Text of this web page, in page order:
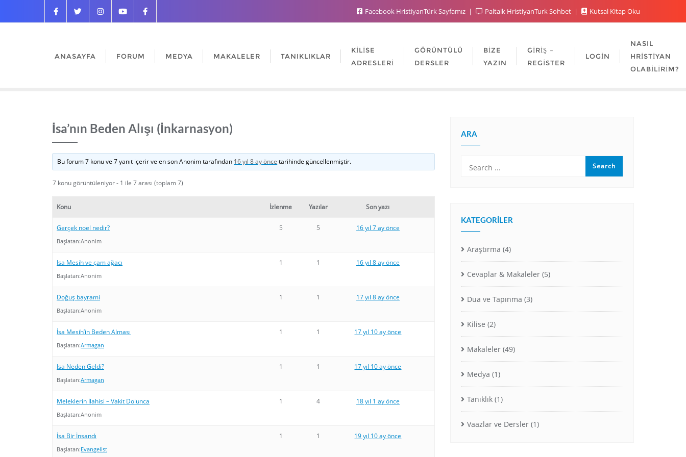
Facebook HristiyanTürk Sayfamız Paltalk HristiyanTurk Sohbet Kutsal Kitap Oku
ANASAYFA FORUM MEDYA MAKALELER TANIKLIKLAR
KILISE
ADRESLERI
GÖRÜNTÜLÜ
DERSLER
BIZE
YAZIN
GIRIŞ –
REGISTER
LOGIN
NASIL
HRISTIYAN
OLABILIRIM?
İsa’nın Beden Alışı (İnkarnasyon)
Bu forum 7 konu ve 7 yanıt içerir ve en sonAnonimtarafından 16 yıl 8 ay önce tarihinde güncellenmiştir.
7 konu görüntüleniyor - 1 ile 7 arası (toplam 7)
Konu İzlenme Yazılar Son yazı
Gerçek noel nedir?
Başlatan:Anonim
5 5 16 yıl 7 ay önce
Isa Mesih ve çam ağacı
Başlatan:Anonim
1 1 16 yıl 8 ay önce
Doğuş bayrami
Başlatan:Anonim
1 1 17 yıl 8 ay önce
İsa Mesih’in Beden Alması
Başlatan:Armagan
1 1 17 yıl 10 ay önce
Isa Neden Geldi?
Başlatan:Armagan
1 1 17 yıl 10 ay önce
Meleklerin İlahisi – Vakit Dolunca
Başlatan:Anonim
1 4 18 yıl 1 ay önce
İsa Bir İnsandı
Başlatan:Evangelist
1 1 19 yıl 10 ay önce
ARA
KATEGORILER
Araştırma (4)
Cevaplar & Makaleler (5)
Dua ve Tapınma (3)
Kilise (2)
Makaleler (49)
Medya (1)
Tanıklık (1)
Vaazlar ve Dersler (1)